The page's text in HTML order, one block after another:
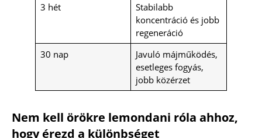
3 hét
Stabilabb
koncentráció és jobb
regeneráció
30 nap
Javuló májműködés,
esetleges fogyás,
jobb közérzet
Nem kell örökre lemondani róla ahhoz,
hogy érezd a különbséget